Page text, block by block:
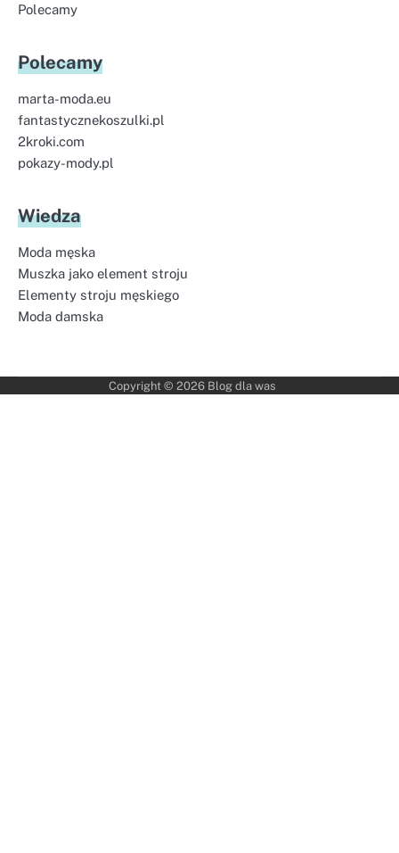
Polecamy
Polecamy
marta-moda.eu
fantastycznekoszulki.pl
2kroki.com
pokazy-mody.pl
Wiedza
Moda męska
Muszka jako element stroju
Elementy stroju męskiego
Moda damska
Copyright © 2026 Blog dla was